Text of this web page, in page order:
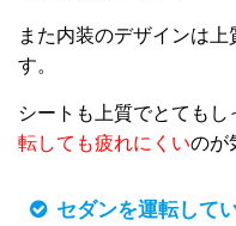
また内装のデザインは
す。
シートも上質でとてもし
転しても疲れにくいのが
セダンを運転して